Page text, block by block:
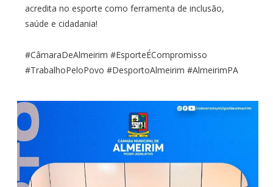
acredita no esporte como ferramenta de inclusão,
saúde e cidadania!
#CâmaraDeAlmeirim #EsporteÉCompromisso
#TrabalhoPeloPovo #DesportoAlmeirim #AlmeirimPA